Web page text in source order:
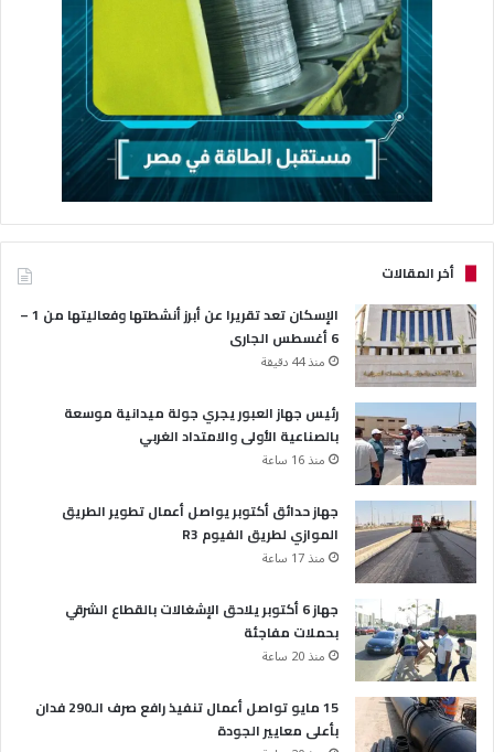
أخر المقالات
الإسكان تعد تقريرا عن أبرز أنشطتها وفعاليتها من 1 –
6 أغسطس الجارى
منذ 44 دقيقة
رئيس جهاز العبور يجري جولة ميدانية موسعة
بالصناعية الأولى والامتداد الغربي
منذ 16 ساعة
جهاز حدائق أكتوبر يواصل أعمال تطوير الطريق
الموازي لطريق الفيوم R3
منذ 17 ساعة
جهاز 6 أكتوبر يلاحق الإشغالات بالقطاع الشرقي
بحملات مفاجئة
منذ 20 ساعة
15 مايو تواصل أعمال تنفيذ رافع صرف الـ290 فدان
بأعلى معايير الجودة